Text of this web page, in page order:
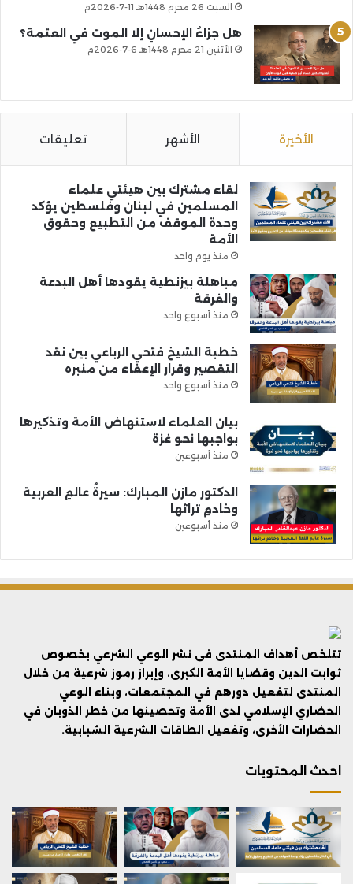
السبت 26 محرم 1448هـ 11-7-2026م
هل جزاءُ الإحسانِ إلا الموت في العتمة؟
الأثنين 21 محرم 1448هـ 6-7-2026م
الأخيرة الأشهر تعليقات
لقاء مشترك بين هيئتي علماء
المسلمين في لبنان وفلسطين يؤكد
وحدة الموقف من التطبيع وحقوق
الأمة
منذ يوم واحد
مباهلة بيزنطية يقودها أهل البدعة
والفرقة
منذ أسبوع واحد
خطبة الشيخ فتحي الرباعي بين نقد
التقصير وقرار الإعفاء من منبره
منذ أسبوع واحد
بيان العلماء لاستنهاض الأمة وتذكيرها
بواجبها نحو غزة
منذ أسبوعين
الدكتور مازن المبارك: سيرةُ عالمِ العربية
وخادمِ تراثها
منذ أسبوعين
تتلخص أهداف المنتدى فى نشر الوعي الشرعي بخصوص
ثوابت الدين وقضايا الأمة الكبرى، وإبراز رموز شرعية من خلال
المنتدى لتفعيل دورهم في المجتمعات، وبناء الوعي
الحضاري الإسلامي لدى الأمة وتحصينها من خطر الذوبان في
الحضارات الأخرى، وتفعيل الطاقات الشرعية الشبابية.
احدث المحتويات